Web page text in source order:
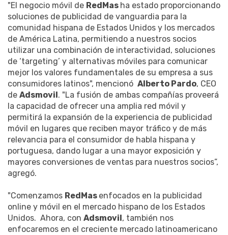
"El negocio móvil de RedMas ha estado proporcionando
soluciones de publicidad de vanguardia para la
comunidad hispana de Estados Unidos y los mercados
de América Latina, permitiendo a nuestros socios
utilizar una combinación de interactividad, soluciones
de ‘targeting’ y alternativas móviles para comunicar
mejor los valores fundamentales de su empresa a sus
consumidores latinos", mencionó Alberto Pardo, CEO
de Adsmovil. "La fusión de ambas compañías proveerá
la capacidad de ofrecer una amplia red móvil y
permitirá la expansión de la experiencia de publicidad
móvil en lugares que reciben mayor tráfico y de más
relevancia para el consumidor de habla hispana y
portuguesa, dando lugar a una mayor exposición y
mayores conversiones de ventas para nuestros socios”,
agregó.
"Comenzamos RedMas enfocados en la publicidad
online y móvil en el mercado hispano de los Estados
Unidos. Ahora, con Adsmovil, también nos
enfocaremos en el creciente mercado latinoamericano